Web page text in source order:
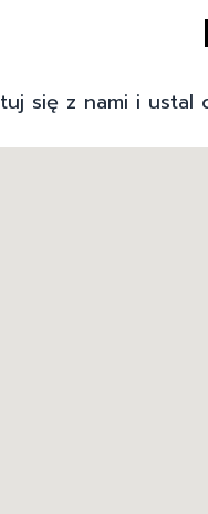
się z nami i ustal